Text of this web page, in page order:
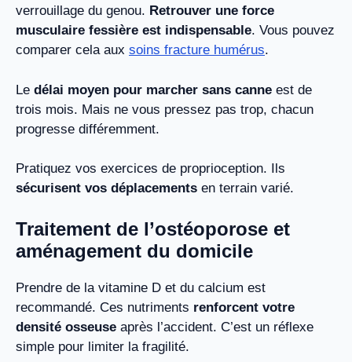
verrouillage du genou. Retrouver une force
musculaire fessière est indispensable. Vous pouvez
comparer cela aux soins fracture humérus.
Le délai moyen pour marcher sans canne est de
trois mois. Mais ne vous pressez pas trop, chacun
progresse différemment.
Pratiquez vos exercices de proprioception. Ils
sécurisent vos déplacements en terrain varié.
Traitement de l’ostéoporose et
aménagement du domicile
Prendre de la vitamine D et du calcium est
recommandé. Ces nutriments renforcent votre
densité osseuse après l’accident. C’est un réflexe
simple pour limiter la fragilité.